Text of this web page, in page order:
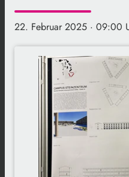
22. Februar 2025 · 09:00